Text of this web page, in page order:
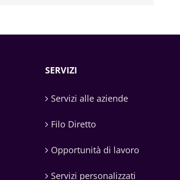
SERVIZI
Servizi alle aziende
Filo Diretto
Opportunità di lavoro
Servizi personalizzati